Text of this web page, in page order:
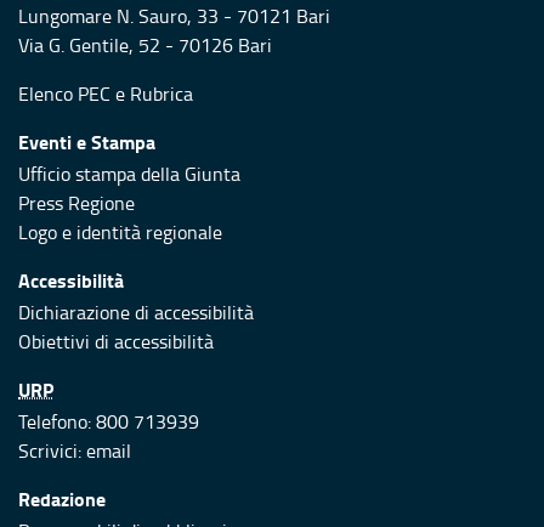
Lungomare N. Sauro, 33 - 70121 Bari
Via G. Gentile, 52 - 70126 Bari
Elenco PEC e Rubrica
Eventi e Stampa
Ufficio stampa della Giunta
Press Regione
Logo e identità regionale
Accessibilità
Dichiarazione di accessibilità
Obiettivi di accessibilità
URP
Telefono: 800 713939
Scrivici:email
Redazione